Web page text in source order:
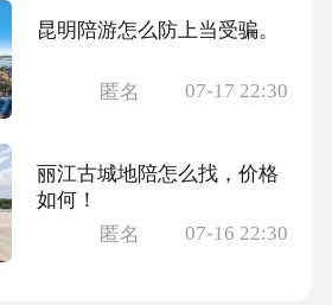
昆明陪游怎么防上当受骗。
匿名 07-17 22:30
丽江古城地陪怎么找，价格
如何！
匿名
07-16 22:30